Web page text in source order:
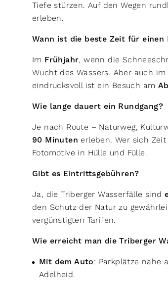
Tiefe stürzen. Auf den Wegen
erleben.
Wann ist die beste Zeit für einen
Im Frühjahr, wenn die
Wucht des Wassers. Aber auch
eindrucksvoll ist ein Besuch am
Wie lange dauert ein Rundgang?
Je nach Route – Naturweg,
90 Minuten erleben. Wer sich
Fotomotive in Hülle und Fülle.
Gibt es Eintrittsgebühren?
Ja, die Triberger Wasserfälle sind
den Schutz der Natur zu
vergünstigten Tarifen.
Wie erreicht man die Triberger
Mit dem Auto: Parkplätze nahe
Adelheid.